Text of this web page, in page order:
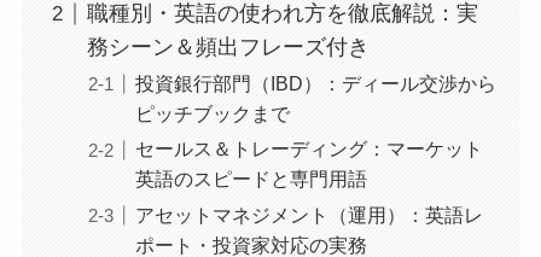
職種別・英語の使われ方を徹底解説：実
務シーン＆頻出フレーズ付き
投資銀行部門（IBD）：ディール交渉から
ピッチブックまで
セールス＆トレーディング：マーケット
英語のスピードと専門用語
アセットマネジメント（運用）：英語レ
ポート・投資家対応の実務